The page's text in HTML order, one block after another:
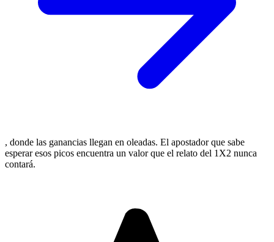
, donde las ganancias llegan en oleadas. El apostador que sabe
esperar esos picos encuentra un valor que el relato del 1X2 nunca
contará.